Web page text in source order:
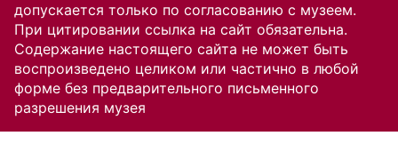
допускается только по согласованию с музеем.
При цитировании ссылка на сайт обязательна.
Содержание настоящего сайта не может быть
воспроизведено целиком или частично в любой
форме без предварительного письменного
разрешения музея